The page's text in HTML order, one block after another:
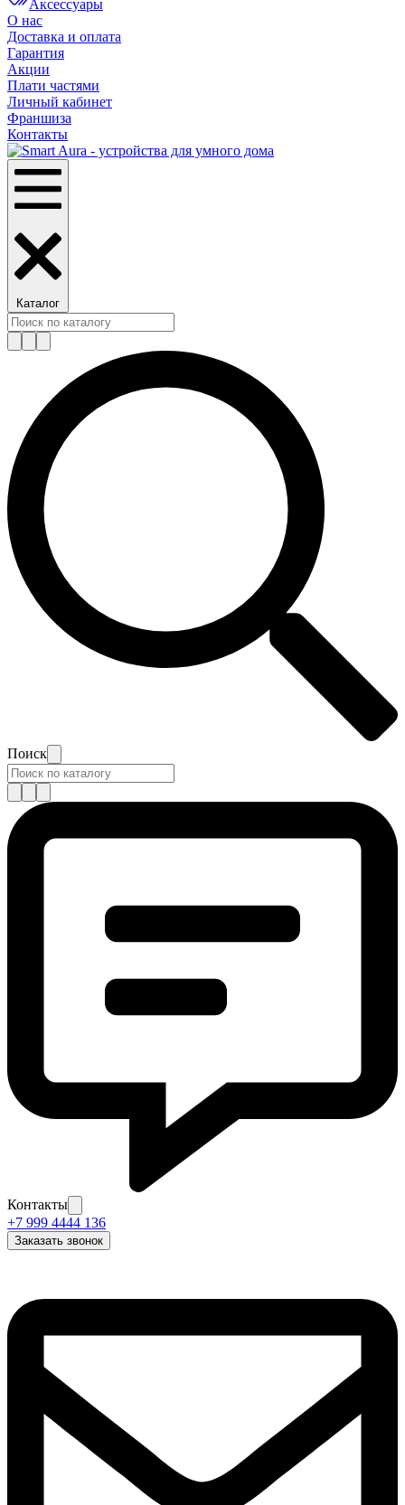
Аксессуары
О нас
Доставка и оплата
Гарантия
Акции
Плати частями
Личный кабинет
Франшиза
Контакты
Каталог
Поиск
Контакты
+7 999 4444 136
Заказать звонок